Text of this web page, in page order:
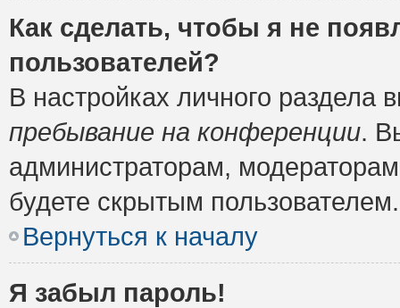
Как сделать, чтобы я не
пользователей?
В настройках личного
пребывание на конференции.
администраторам,
будете скрытым пользователем.
Вернуться к началу
Я забыл пароль!